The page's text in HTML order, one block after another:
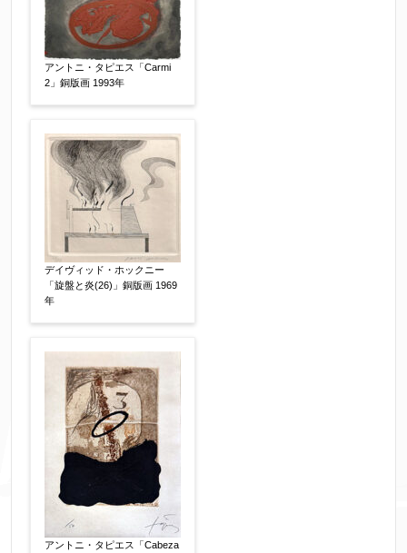
作品コンディション 【任意】
その他 【任意】
添付画像 【任意】
アントニ・タピエス「Carmi
2」銅版画 1993年
デイヴィッド・ホックニー
「旋盤と炎(26)」銅版画 1969
年
アントニ・タピエス「Cabeza